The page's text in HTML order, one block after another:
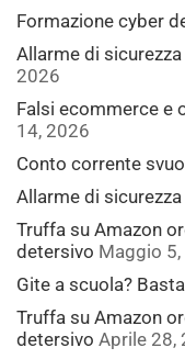
Formazione cyber
Allarme di
2026
Falsi ecommerce e
14, 2026
Conto corrente
Allarme di
Truffa su Amazon
detersivo Maggio
Gite a scuola?
Truffa su Amazon
detersivo Aprile 28,